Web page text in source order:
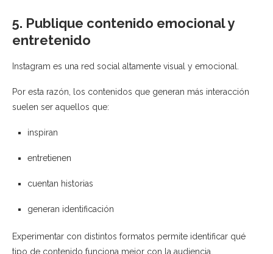
5. Publique contenido emocional y
entretenido
Instagram es una red social altamente visual y emocional.
Por esta razón, los contenidos que generan más interacción
suelen ser aquellos que:
inspiran
entretienen
cuentan historias
generan identificación
Experimentar con distintos formatos permite identificar qué
tipo de contenido funciona mejor con la audiencia.